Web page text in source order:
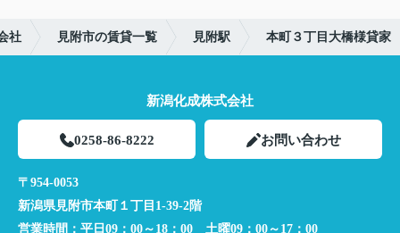
社 見附市の賃貸一覧 見附駅 本町３丁目大橋様貸家
新潟化成株式会社
0258-86-8222 お問い合わせ
〒954-0053
新潟県見附市本町１丁目1-39-2階
営業時間： 平日09：00～18：00 土曜09：00～17：00